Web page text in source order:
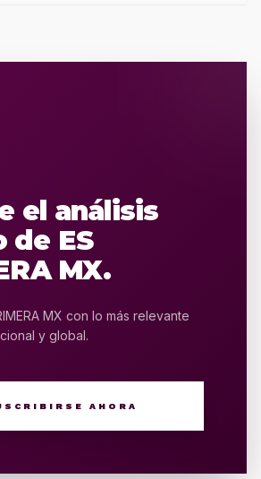
el análisis
de ES
MX.
MX con lo más relevante
y global.
AHORA